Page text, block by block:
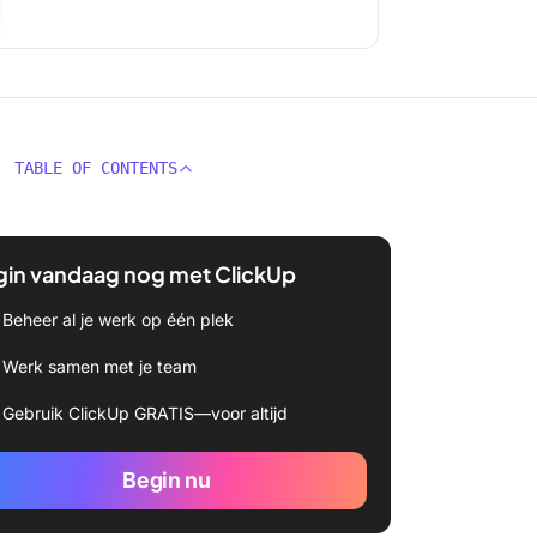
TABLE OF CONTENTS
vandaag nog met ClickUp
Beheer al je werk op één plek
Werk samen met je team
Gebruik ClickUp GRATIS—voor altijd
Begin nu